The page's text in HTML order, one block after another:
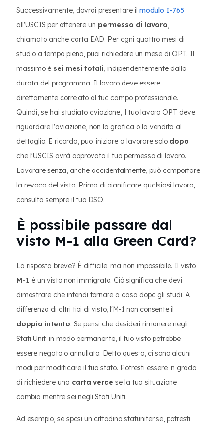
Successivamente, dovrai presentare il modulo I-765
all'USCIS per ottenere un permesso di lavoro,
chiamato anche carta EAD. Per ogni quattro mesi di
studio a tempo pieno, puoi richiedere un mese di OPT. Il
massimo è sei mesi totali, indipendentemente dalla
durata del programma. Il lavoro deve essere
direttamente correlato al tuo campo professionale.
Quindi, se hai studiato aviazione, il tuo lavoro OPT deve
riguardare l'aviazione, non la grafica o la vendita al
dettaglio. E ricorda, puoi iniziare a lavorare solo dopo
che l'USCIS avrà approvato il tuo permesso di lavoro.
Lavorare senza, anche accidentalmente, può comportare
la revoca del visto. Prima di pianificare qualsiasi lavoro,
consulta sempre il tuo DSO.
È possibile passare dal
visto M-1 alla Green Card?
La risposta breve? È difficile, ma non impossibile. Il visto
M-1 è un visto non immigrato. Ciò significa che devi
dimostrare che intendi tornare a casa dopo gli studi. A
differenza di altri tipi di visto, l'M-1 non consente il
doppio intento. Se pensi che desideri rimanere negli
Stati Uniti in modo permanente, il tuo visto potrebbe
essere negato o annullato. Detto questo, ci sono alcuni
modi per modificare il tuo stato. Potresti essere in grado
di richiedere una carta verde se la tua situazione
cambia mentre sei negli Stati Uniti.
Ad esempio, se sposi un cittadino statunitense, potresti